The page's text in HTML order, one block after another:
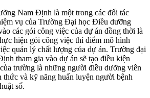
Nam Định là một trong các đối tác
vụ của Trường Đại học Điều dưỡng
các gói công việc của dự án đồng thời là
hiện gói công việc thí điểm mô hình
quản lý chất lượng của dự án. Trường đại
tham gia vào dự án sẽ tạo điều kiện
trường là những người điều dưỡng viên
thức và kỹ năng huấn luyện người bệnh
số.